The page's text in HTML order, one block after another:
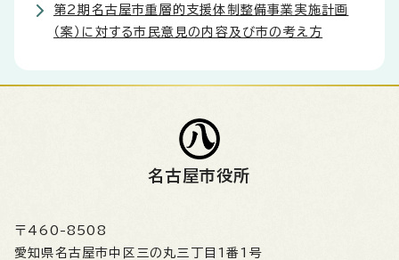
第2期名古屋市重層的支援体制整備事業実施計画
（案）に対する市民意見の内容及び市の考え方
名古屋市役所
〒460-8508
愛知県名古屋市中区三の丸三丁目1番1号